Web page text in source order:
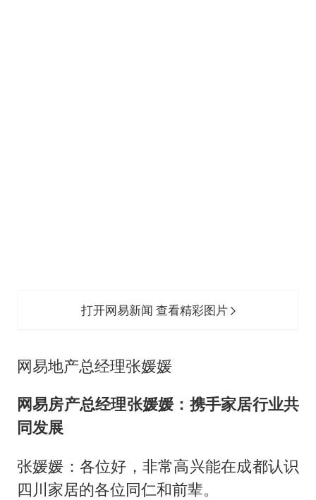
打开网易新闻 查看精彩图片
网易地产总经理张媛媛
网易房产总经理张媛媛：携手家居行业共
同发展
张媛媛：各位好，非常高兴能在成都认识
四川家居的各位同仁和前辈。